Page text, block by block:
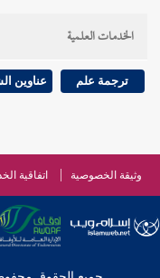
الخدمات العلمية
ترجمة علم عناوين
وثيقة الخصوصية اتفاقية